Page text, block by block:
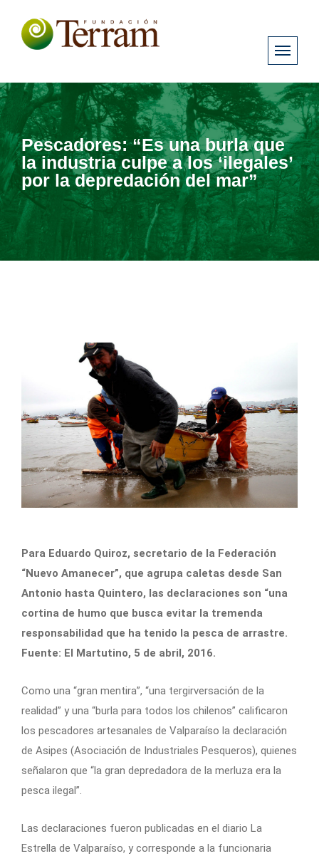
Pescadores: “Es una burla que
la industria culpe a los ‘ilegales’
por la depredación del mar”
Para Eduardo Quiroz, secretario de la Federación
“Nuevo Amanecer”, que agrupa caletas desde San
Antonio hasta Quintero, las declaraciones son “una
cortina de humo que busca evitar la tremenda
responsabilidad que ha tenido la pesca de arrastre.
Fuente: El Martutino, 5 de abril, 2016.
Como una “gran mentira”, “una tergirversación de la
realidad” y una “burla para todos los chilenos” calificaron
los pescadores artesanales de Valparaíso la declaración
de Asipes (Asociación de Industriales Pesqueros), quienes
señalaron que “la gran depredadora de la merluza era la
pesca ilegal”.
Las declaraciones fueron publicadas en el diario La
Estrella de Valparaíso, y corresponde a la funcionaria